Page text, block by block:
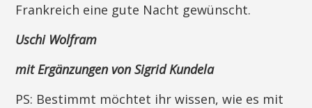
Frankreich eine gute Nacht gewünscht.
Uschi Wolfram
mit Ergänzungen von Sigrid Kundela
PS: Bestimmt möchtet ihr wissen, wie es mit